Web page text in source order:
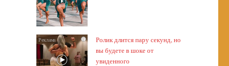
i
Ролик длится пару секунд, но
вы будете в шоке от
увиденного